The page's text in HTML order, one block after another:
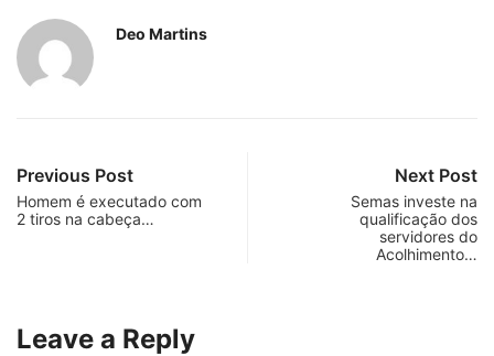
Deo Martins
Previous Post
Homem é executado com
2 tiros na cabeça…
Next Post
Semas investe na
qualificação dos
servidores do
Acolhimento…
Leave a Reply